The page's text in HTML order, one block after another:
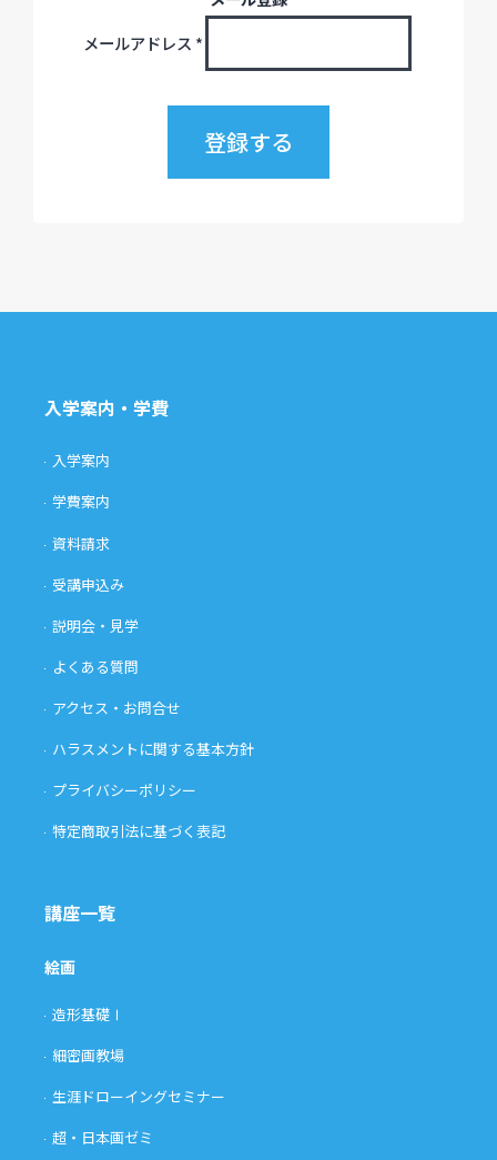
メールアドレス *
入学案内・学費
入学案内
学費案内
資料請求
受講申込み
説明会・見学
よくある質問
アクセス・お問合せ
ハラスメントに関する基本方針
プライバシーポリシー
特定商取引法に基づく表記
講座一覧
絵画
造形基礎Ⅰ
細密画教場
生涯ドローイングセミナー
超・日本画ゼミ